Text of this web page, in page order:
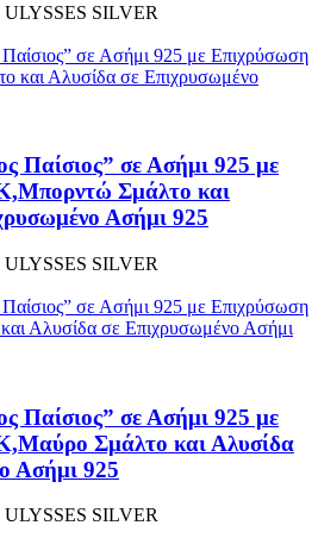
SILVER
Παίσιος” σε Ασήμι 925 με
Σμάλτο και
Ασήμι 925
SILVER
Παίσιος” σε Ασήμι 925 με
Σμάλτο και Αλυσίδα
Ασήμι 925
SILVER